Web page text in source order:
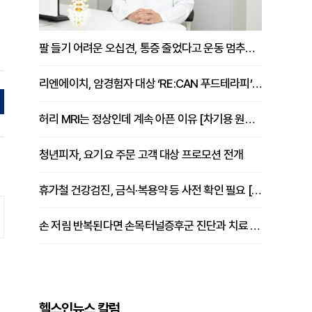
팔 들기 어려운 오십견, 통증 줄었다고 운동 멈추면 안 되는 이유 [이병욱 원장 칼럼]
리엔에이치, 암경험자 대상 ‘RE:CAN 푸드테라피’ 운영
허리 MRI는 정상인데 계속 아픈 이유 [차기용 원장 칼럼]
청년피자, 요기요 주문 고객 대상 프로모션 전개
휴가철 건강검진, 금식·복용약 등 사전 확인 필요 [정도감 원장 칼럼]
손 저림 반복된다면 손목터널증후군 진단과 치료 시기 살펴야 [김동현 원장 칼럼]
헬스인뉴스 칼럼